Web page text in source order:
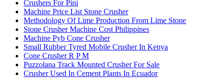
Crushers For Pini
Machine Price List Stone Crusher
Methodology Of Lime Production From Lime Stone
Stone Crusher Machine Cost Philippines
Machine Pyb Cone Crusher
Small Rubber Tyred Mobile Crusher In Kenya
Cone Crusher R P M
Puzzolana Track Mounted Crusher For Sale
Crusher Used In Cement Plants In Ecuador